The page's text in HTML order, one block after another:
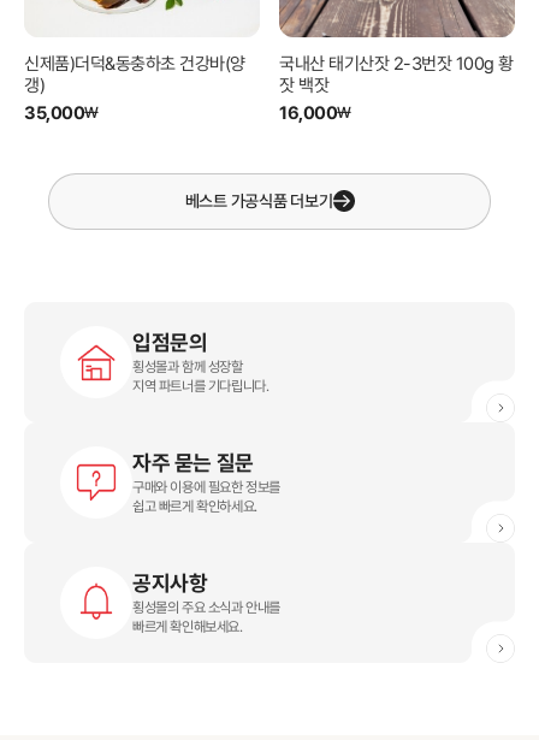
신제품)더덕&동충하초 건강바(양
갱)
35,000₩
국내산 태기산잣 2-3번잣 100g 황
잣 백잣
16,000₩
베스트가공식품더보기
입점문의
횡성몰과 함께 성장할
지역 파트너를 기다립니다.
자주 묻는 질문
구매와 이용에 필요한 정보를
쉽고 빠르게 확인하세요.
공지사항
횡성몰의 주요 소식과 안내를
빠르게 확인해보세요.